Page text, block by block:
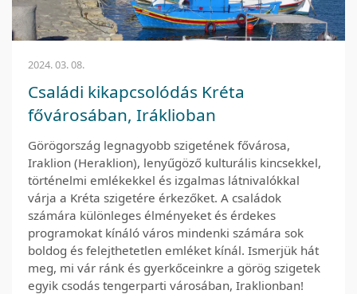
2024. 03. 08.
Családi kikapcsolódás Kréta
fővárosában, Iráklioban
Görögország legnagyobb szigetének fővárosa,
Iraklion (Heraklion), lenyűgöző kulturális kincsekkel,
történelmi emlékekkel és izgalmas látnivalókkal
várja a Kréta szigetére érkezőket. A családok
számára különleges élményeket és érdekes
programokat kínáló város mindenki számára sok
boldog és felejthetetlen emléket kínál. Ismerjük hát
meg, mi vár ránk és gyerkőceinkre a görög szigetek
egyik csodás tengerparti városában, Iraklionban!